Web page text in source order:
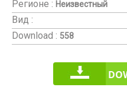
Регионе : Неизвестный
Вид :
Download : 558